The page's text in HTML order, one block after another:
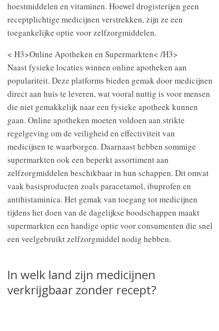
hoestmiddelen en vitaminen. Hoewel drogisterijen geen
receptplichtige medicijnen verstrekken, zijn ze een
toegankelijke optie voor zelfzorgmiddelen.
< H3>Online Apotheken en Supermarkten< /H3>
Naast fysieke locaties winnen online apotheken aan
populariteit. Deze platforms bieden gemak door medicijnen
direct aan huis te leveren, wat vooral nuttig is voor mensen
die niet gemakkelijk naar een fysieke apotheek kunnen
gaan. Online apotheken moeten voldoen aan strikte
regelgeving om de veiligheid en effectiviteit van
medicijnen te waarborgen. Daarnaast hebben sommige
supermarkten ook een beperkt assortiment aan
zelfzorgmiddelen beschikbaar in hun schappen. Dit omvat
vaak basisproducten zoals paracetamol, ibuprofen en
antihistaminica. Het gemak van toegang tot medicijnen
tijdens het doen van de dagelijkse boodschappen maakt
supermarkten een handige optie voor consumenten die snel
een veelgebruikt zelfzorgmiddel nodig hebben.
In welk land zijn medicijnen
verkrijgbaar zonder recept?